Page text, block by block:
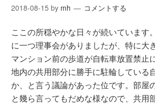
2018-08-15 by mh コメントする
ここの所穏やかな日々が続いています
に一つ理事会がありましたが、特に大
マンション前の歩道が自転車放置禁止
地内の共用部分に勝手に駐輪している
か、と言う議論があった位です。部屋
と幾ら言ってもだめな様なので、共用